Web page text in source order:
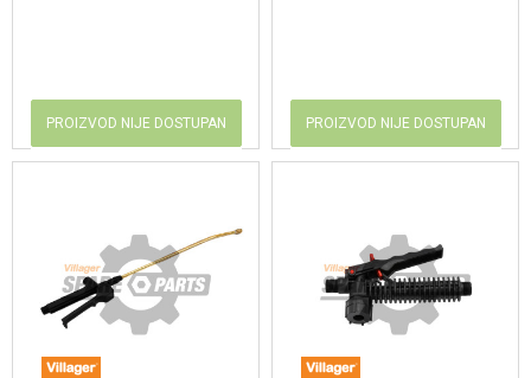
PROIZVOD NIJE DOSTUPAN PROIZVOD NIJE DOSTUPAN